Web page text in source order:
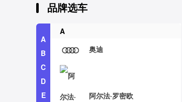
品牌选车
A
B
C
D
E
A
奥迪
阿尔法·罗密欧